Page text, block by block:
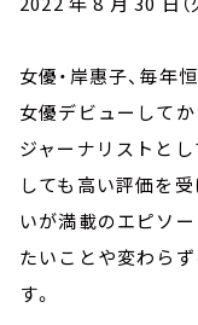
女優・岸惠子、毎年
女優デビューして
ジャーナリストと
しても高い評価を
いが満載のエピソ
たいことや変わら
す。